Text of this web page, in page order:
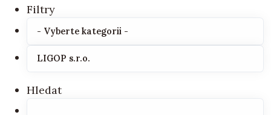
Filtry
Hledat